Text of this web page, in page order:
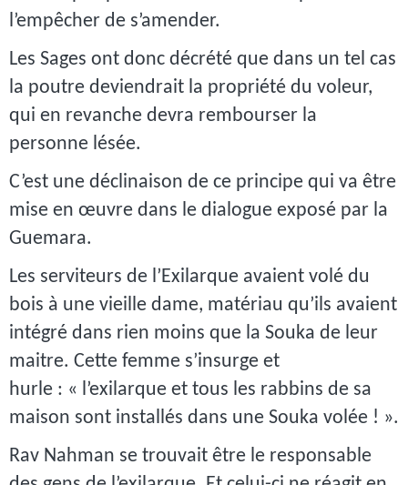
l’empêcher de s’amender.
Les Sages ont donc décrété que dans un tel cas
la poutre deviendrait la propriété du voleur,
qui en revanche devra rembourser la
personne lésée.
C’est une déclinaison de ce principe qui va être
mise en œuvre dans le dialogue exposé par la
Guemara.
Les serviteurs de l’Exilarque avaient volé du
bois à une vieille dame, matériau qu’ils avaient
intégré dans rien moins que la Souka de leur
maitre. Cette femme s’insurge et
hurle : « l’exilarque et tous les rabbins de sa
maison sont installés dans une Souka volée ! ».
Rav Nahman se trouvait être le responsable